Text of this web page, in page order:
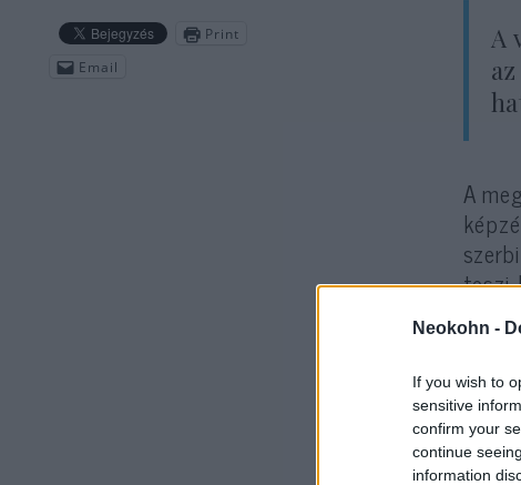
Neokohn -
If you wish to
sensitive
confirm your
continue
information
A
A
teszi
Print
Email